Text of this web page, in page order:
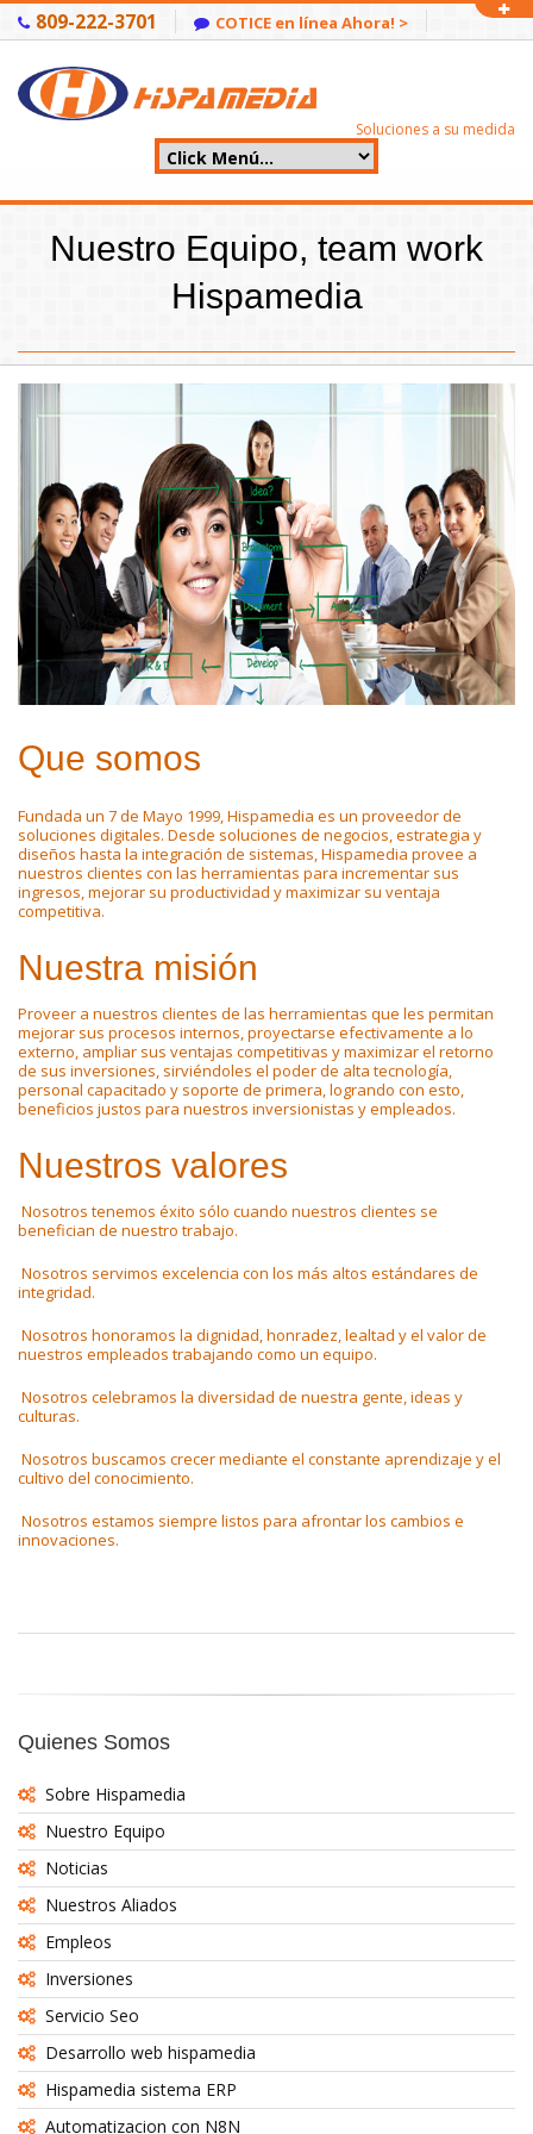
809-222-3701 COTICE en línea Ahora! >
Soluciones a su medida
Nuestro Equipo, team work
Hispamedia
Que somos
Fundada un 7 de Mayo 1999, Hispamedia es un proveedor de
soluciones digitales. Desde soluciones de negocios, estrategia y
diseños hasta la integración de sistemas, Hispamedia provee a
nuestros clientes con las herramientas para incrementar sus
ingresos, mejorar su productividad y maximizar su ventaja
competitiva.
Nuestra misión
Proveer a nuestros clientes de las herramientas que les permitan
mejorar sus procesos internos, proyectarse efectivamente a lo
externo, ampliar sus ventajas competitivas y maximizar el retorno
de sus inversiones, sirviéndoles el poder de alta tecnología,
personal capacitado y soporte de primera, logrando con esto,
beneficios justos para nuestros inversionistas y empleados.
Nuestros valores
Nosotros tenemos éxito sólo cuando nuestros clientes se
benefician de nuestro trabajo.
Nosotros servimos excelencia con los más altos estándares de
integridad.
Nosotros honoramos la dignidad, honradez, lealtad y el valor de
nuestros empleados trabajando como un equipo.
Nosotros celebramos la diversidad de nuestra gente, ideas y
culturas.
Nosotros buscamos crecer mediante el constante aprendizaje y el
cultivo del conocimiento.
Nosotros estamos siempre listos para afrontar los cambios e
innovaciones.
Quienes Somos
Sobre Hispamedia
Nuestro Equipo
Noticias
Nuestros Aliados
Empleos
Inversiones
Servicio Seo
Desarrollo web hispamedia
Hispamedia sistema ERP
Automatizacion con N8N